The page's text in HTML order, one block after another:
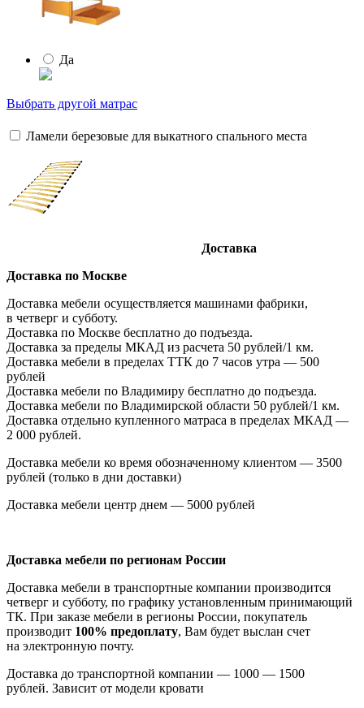
Да
Выбрать другой матрас
Ламели березовые для выкатного спального места
Доставка
Доставка по Москве
Доставка мебели осуществляется машинами фабрики,
в четверг и субботу.
Доставка по Москве бесплатно до подъезда.
Доставка за пределы МКАД из расчета 50 рублей/1 км.
Доставка мебели в пределах ТТК до 7 часов утра — 500
рублей
Доставка мебели по Владимиру бесплатно до подъезда.
Доставка мебели по Владимирской области 50 рублей/1 км.
Доставка отдельно купленного матраса в пределах МКАД —
2 000 рублей.
Доставка мебели ко время обозначенному клиентом — 3500
рублей (только в дни доставки)
Доставка мебели центр днем — 5000 рублей
Доставка мебели по регионам России
Доставка мебели в транспортные компании производится
четверг и субботу, по графику установленным принимающий
ТК. При заказе мебели в регионы России, покупатель
производит 100% предоплату, Вам будет выслан счет
на электронную почту.
Доставка до транспортной компании — 1000 — 1500
рублей. Зависит от модели кровати